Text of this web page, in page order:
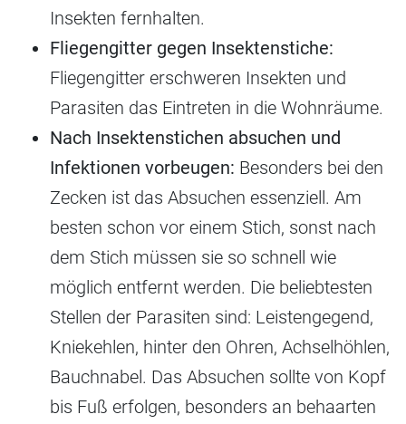
Insekten fernhalten.
Fliegengitter gegen Insektenstiche:
Fliegengitter erschweren Insekten und
Parasiten das Eintreten in die Wohnräume.
Nach Insektenstichen absuchen und
Infektionen vorbeugen: Besonders bei den
Zecken ist das Absuchen essenziell. Am
besten schon vor einem Stich, sonst nach
dem Stich müssen sie so schnell wie
möglich entfernt werden. Die beliebtesten
Stellen der Parasiten sind: Leistengegend,
Kniekehlen, hinter den Ohren, Achselhöhlen,
Bauchnabel. Das Absuchen sollte von Kopf
bis Fuß erfolgen, besonders an behaarten